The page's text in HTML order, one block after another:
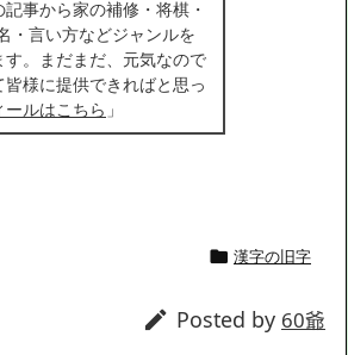
事から家の補修・将棋・
・言い方などジャンルを
。まだまだ、元気なので
様に提供できればと思っ
ールはこちら 」
 漢字の旧字
 Posted by 60爺